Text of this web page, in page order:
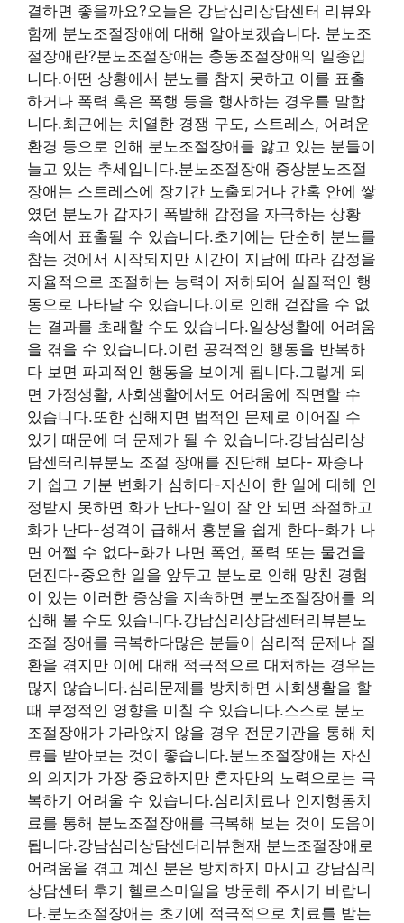
결하면 좋을까요?오늘은 강남심리상담센터 리뷰와
함께 분노조절장애에 대해 알아보겠습니다. 분노조
절장애란?분노조절장애는 충동조절장애의 일종입
니다.어떤 상황에서 분노를 참지 못하고 이를 표출
하거나 폭력 혹은 폭행 등을 행사하는 경우를 말합
니다.최근에는 치열한 경쟁 구도, 스트레스, 어려운
환경 등으로 인해 분노조절장애를 앓고 있는 분들이
늘고 있는 추세입니다.분노조절장애 증상분노조절
장애는 스트레스에 장기간 노출되거나 간혹 안에 쌓
였던 분노가 갑자기 폭발해 감정을 자극하는 상황
속에서 표출될 수 있습니다.초기에는 단순히 분노를
참는 것에서 시작되지만 시간이 지남에 따라 감정을
자율적으로 조절하는 능력이 저하되어 실질적인 행
동으로 나타날 수 있습니다.이로 인해 걷잡을 수 없
는 결과를 초래할 수도 있습니다.일상생활에 어려움
을 겪을 수 있습니다.이런 공격적인 행동을 반복하
다 보면 파괴적인 행동을 보이게 됩니다.그렇게 되
면 가정생활, 사회생활에서도 어려움에 직면할 수
있습니다.또한 심해지면 법적인 문제로 이어질 수
있기 때문에 더 문제가 될 수 있습니다.강남심리상
담센터리뷰분노 조절 장애를 진단해 보다- 짜증나
기 쉽고 기분 변화가 심하다-자신이 한 일에 대해 인
정받지 못하면 화가 난다-일이 잘 안 되면 좌절하고
화가 난다-성격이 급해서 흥분을 쉽게 한다-화가 나
면 어쩔 수 없다-화가 나면 폭언, 폭력 또는 물건을
던진다-중요한 일을 앞두고 분노로 인해 망친 경험
이 있는 이러한 증상을 지속하면 분노조절장애를 의
심해 볼 수도 있습니다.강남심리상담센터리뷰분노
조절 장애를 극복하다많은 분들이 심리적 문제나 질
환을 겪지만 이에 대해 적극적으로 대처하는 경우는
많지 않습니다.심리문제를 방치하면 사회생활을 할
때 부정적인 영향을 미칠 수 있습니다.스스로 분노
조절장애가 가라앉지 않을 경우 전문기관을 통해 치
료를 받아보는 것이 좋습니다.분노조절장애는 자신
의 의지가 가장 중요하지만 혼자만의 노력으로는 극
복하기 어려울 수 있습니다.심리치료나 인지행동치
료를 통해 분노조절장애를 극복해 보는 것이 도움이
됩니다.강남심리상담센터리뷰현재 분노조절장애로
어려움을 겪고 계신 분은 방치하지 마시고 강남심리
상담센터 후기 헬로스마일을 방문해 주시기 바랍니
다.분노조절장애는 초기에 적극적으로 치료를 받는